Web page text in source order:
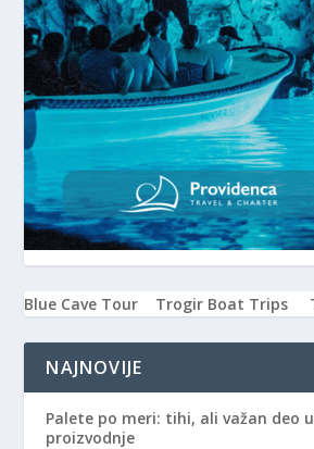
Blue Cave Tour Trogir Boat Trips
NAJNOVIJE
Palete po meri: tihi, ali važan deo
proizvodnje